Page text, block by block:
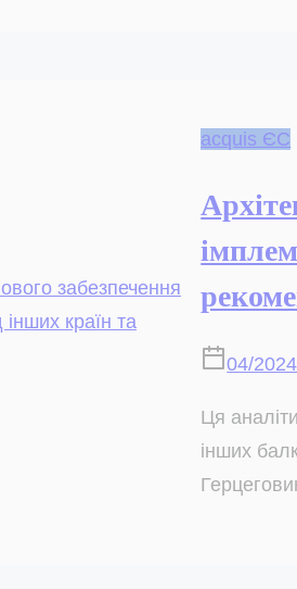
acquis ЄС
04/2024
Ця
інших